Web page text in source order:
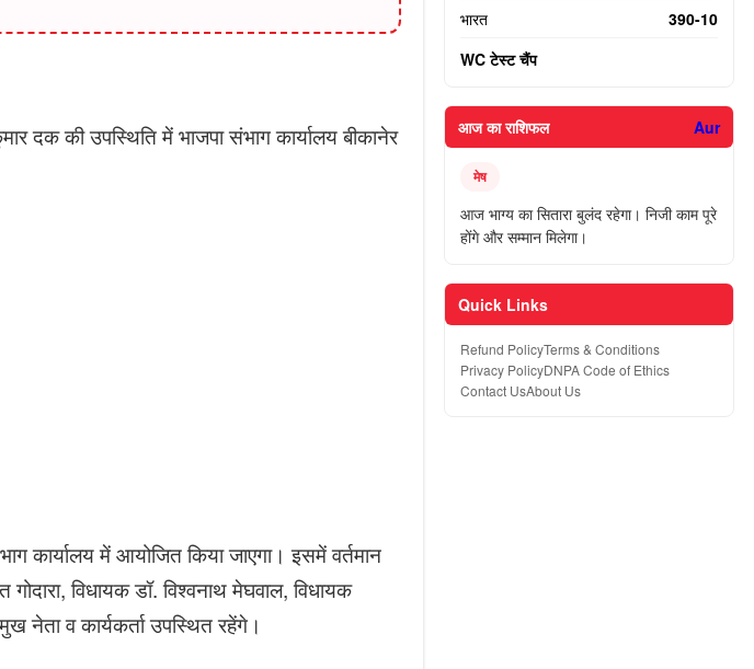
दक की उपस्थिति में भाजपा संभाग कार्यालय बीकानेर
कार्यालय में आयोजित किया जाएगा। इसमें वर्तमान
गोदारा, विधायक डॉ. विश्वनाथ मेघवाल, विधायक
नेता व कार्यकर्ता उपस्थित रहेंगे।
भारत
390-10
WC टेस्ट चैंप
आज का राशिफल Aur
मेष
आज भाग्य का सितारा बुलंद रहेगा। निजी काम पूरे
होंगे और सम्मान मिलेगा।
Quick Links
Refund PolicyTerms & Conditions
Privacy PolicyDNPA Code of Ethics
Contact UsAbout Us